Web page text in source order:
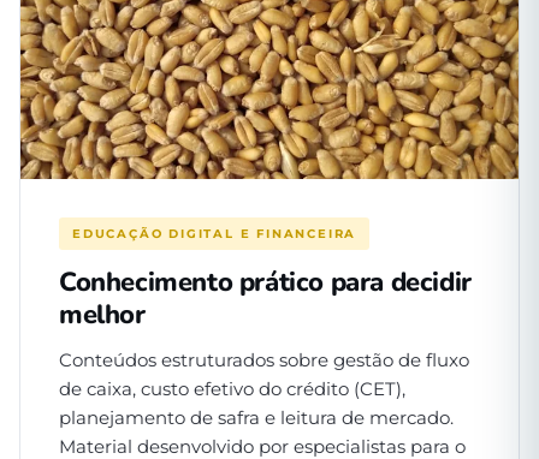
EDUCAÇÃO DIGITAL E FINANCEIRA
Conhecimento prático para decidir
melhor
Conteúdos estruturados sobre gestão de fluxo
de caixa, custo efetivo do crédito (CET),
planejamento de safra e leitura de mercado.
Material desenvolvido por especialistas para o